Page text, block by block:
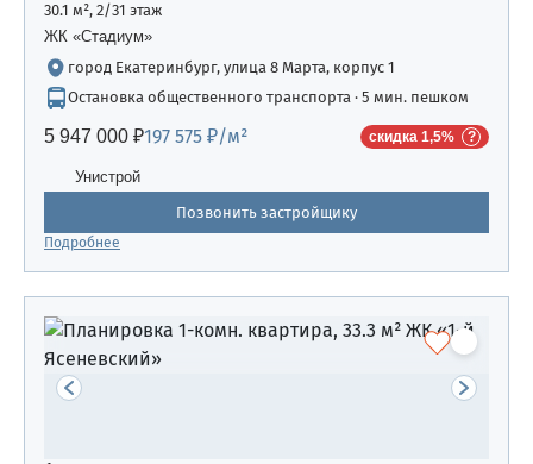
30.1 м², 2/31 этаж
ЖК «Стадиум»
город Екатеринбург, улица 8 Марта, корпус 1
Остановка общественного транспорта · 5 мин. пешком
5 947 000 ₽197 575 ₽/м² скидка 1,5%
Унистрой
Позвонить застройщику
Подробнее